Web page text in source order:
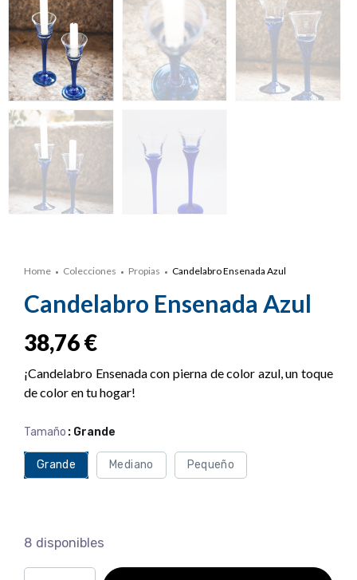
Home Colecciones Propias Candelabro Ensenada Azul
Candelabro Ensenada Azul
38,76€
¡Candelabro Ensenada con pierna de color azul, un toque
de color en tu hogar!
Tamaño : Grande
Grande Mediano Pequeño
8 disponibles